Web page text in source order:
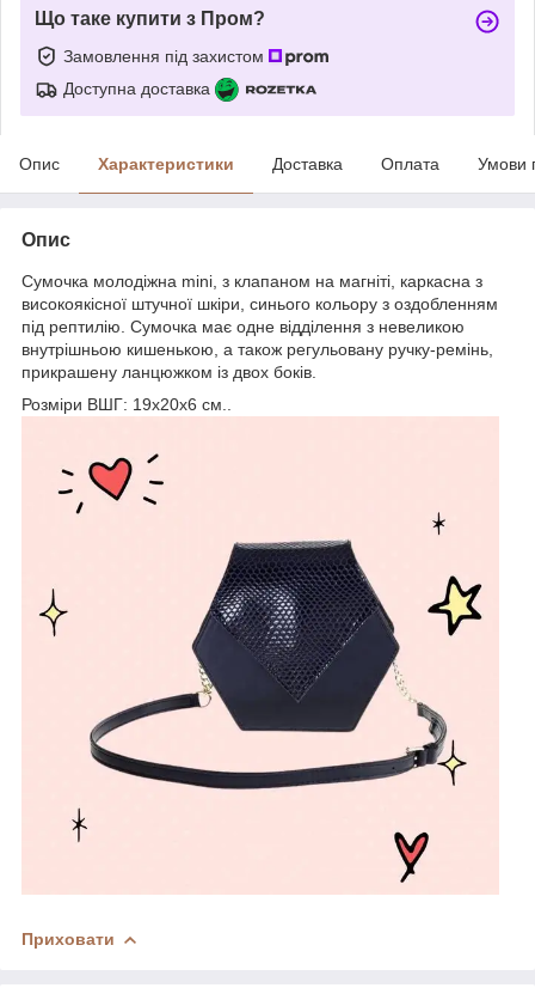
Що таке купити з Пром?
Замовлення під захистом
Доступна доставка
Опис Характеристики Доставка Оплата Умови
Опис
Сумочка молодіжна mini, з клапаном на магніті, каркасна з
високоякісної штучної шкіри, синього кольору з оздобленням
під рептилію. Сумочка має одне відділення з невеликою
внутрішньою кишенькою, а також регульовану ручку-ремінь,
прикрашену ланцюжком із двох боків.
Розміри ВШГ: 19х20х6 см..
Приховати